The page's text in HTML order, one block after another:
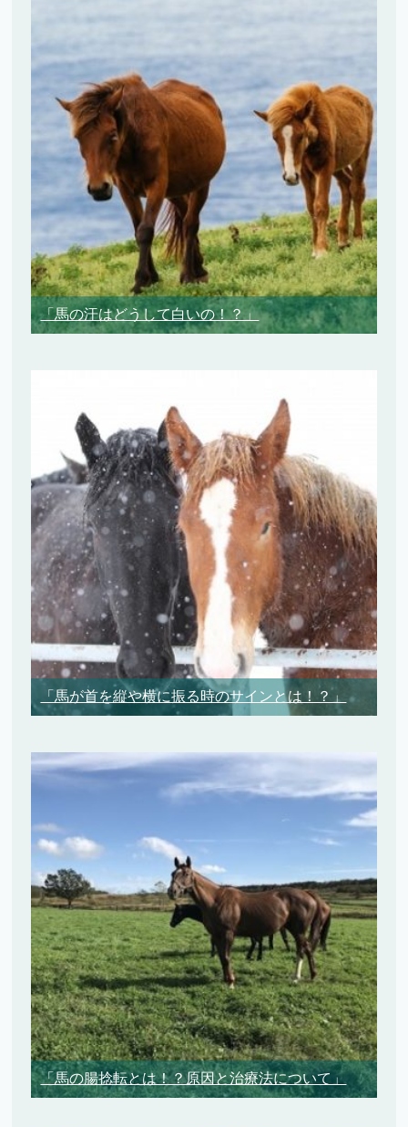
「馬の汗はどうして白いの！？」
「馬が首を縦や横に振る時のサインとは！？」
「馬の腸捻転とは！？原因と治療法について」